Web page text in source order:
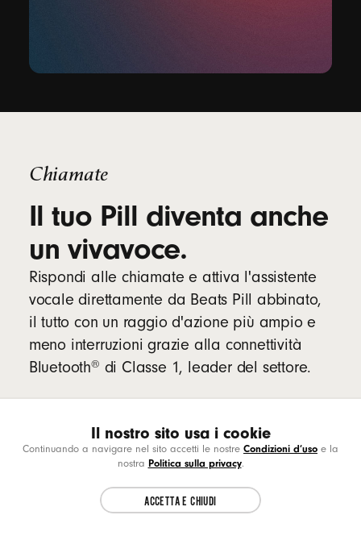
Chiamate
Il tuo Pill diventa anche
un vivavoce.
Rispondi alle chiamate e attiva l'assistente
vocale direttamente da Beats Pill abbinato,
il tutto con un raggio d'azione più ampio e
meno interruzioni grazie alla connettività
Bluetooth® di Classe 1, leader del settore.
Il nostro sito usa i cookie
Continuando a navigare nel sito accetti le nostre Condizioni d’uso e la
nostra Politica sulla privacy.
ACCETTA E CHIUDI
Choose another country or region to see
content specific to your location.